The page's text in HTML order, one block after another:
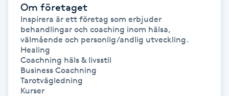
Hollywood Peel
Hot Stone Massage
Hot yoga
Om företaget
Inspirera är ett företag som erbjuder
behandlingar och coaching inom hälsa,
välmående och personlig/andlig utveckling.
Healing
Coachning häls & livsstil
Business Coachning
Tarotvägledning
Kurser